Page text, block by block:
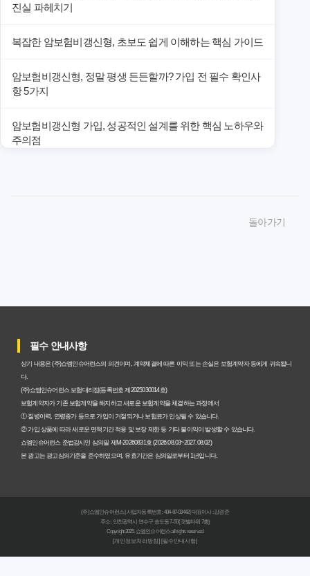
진실 파헤치기
복잡한 암보험비갱신형, 초보도 쉽게 이해하는 핵심 가이드
암보험비갱신형, 정말 평생 든든할까? 가입 전 필수 확인사
항 5가지
암보험비갱신형 가입, 성공적인 설계를 위한 핵심 노하우와
주의점
갱신형 암보험과 비갱신형, 어떤 차이가 있을까? 내게 맞는
암보험비갱신형, 평생 고정 보험료의 숨겨진 가치와 현명한
선택 기준
암보험 비갱신형, 왜 지금 선택해야 할까요? 미래 보험료 걱
정 끝내는 방법
갱신형 vs 비갱신형 암보험, 당신에게 더 유리한 선택은? 완
돌아가기
필수 안내사항
상기 내용은 (주)쇼엠인슈어런스의 의견이며, 계약체결에 따른 이익 또는 손실은 보험계약자 등에게 귀속됩니
다.
(주)쇼엠인슈어런스 보험대리점(등록번호 제2025030014호)
보험계약자가 기존 보험계약을 해지하고 새로운 보험계약을 체결하는 과정에서
① 질병이력, 연령증가 등으로 가입이 거절되거나 보험료가 인상될 수 있습니다.
② 가입 상품에 따라 새로운 면책기간 적용 및 보장 제한 등 기타 불이익이 발생할 수 있습니다.
쇼엠인슈어런스 준법감시인 심의필 제M-20260831호 (2026.08.03~2027.08.02)
본 광고는 광고심의기준을 준수하였으며, 유효기간은 심의일로부터 1년입니다.
(주)쇼엠인슈어런스 | 사업자등록번호 : 404-87-03442 | 대표이사 : 강경준
주소 : 인천광역시 연수구 송도동 7-50 (갯벌타워 7층)
Copyright 2025. 쇼엠인슈어런스 all rights reserved.
[개인정보처리방침] [필수안내사항]